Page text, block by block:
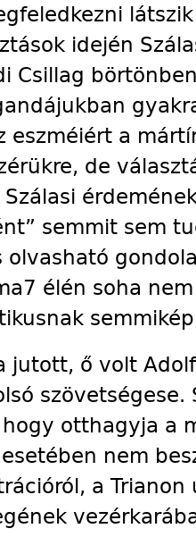
idején
Csillag
eszméiért a
de
semmit sem
olvasható
élén soha
jutott, ő volt
otthagyja a
nem
a Trianon